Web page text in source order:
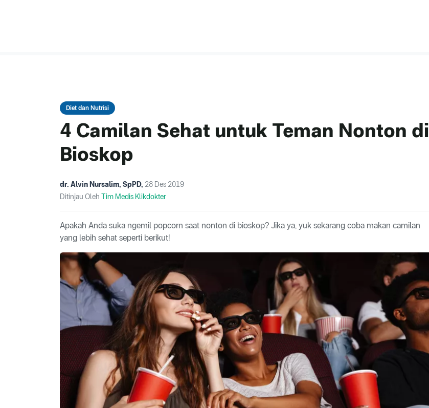
Diet dan Nutrisi
4 Camilan Sehat untuk Teman Nonton di
Bioskop
dr. Alvin Nursalim, SpPD, 28 Des 2019
Ditinjau Oleh Tim Medis Klikdokter
Apakah Anda suka ngemil popcorn saat nonton di bioskop? Jika ya, yuk sekarang coba makan camilan
yang lebih sehat seperti berikut!